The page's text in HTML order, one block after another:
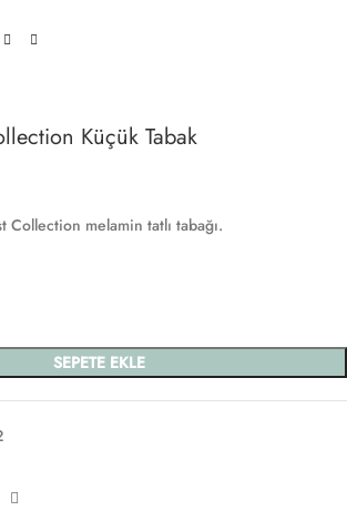
Küçük Tabak
Collection melamin tatlı tabağı.
SEPETE EKLE